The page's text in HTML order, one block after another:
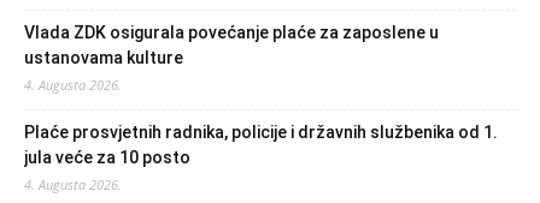
Vlada ZDK osigurala povećanje plaće za zaposlene u
ustanovama kulture
4. Augusta 2026.
Plaće prosvjetnih radnika, policije i državnih službenika od 1.
jula veće za 10 posto
4. Augusta 2026.